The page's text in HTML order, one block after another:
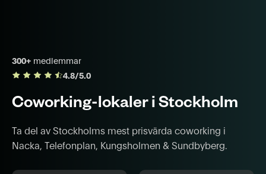
300+ medlemmar
4.8/5.0
Coworking-lokaler i Stockholm
Ta del av Stockholms mest prisvärda coworking i
Nacka, Telefonplan, Kungsholmen & Sundbyberg.